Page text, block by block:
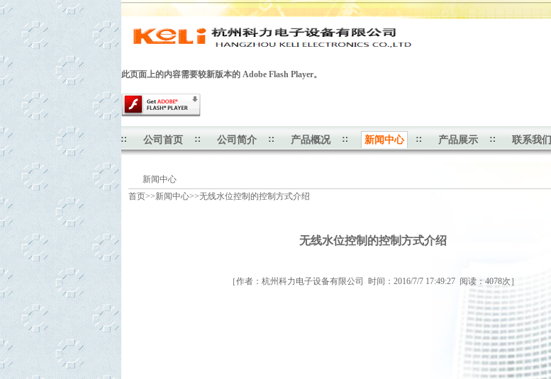
此页面上的内容需要较新版本的 Adobe Flash Player。
公司首页 公司简介 产品概况 新闻中心 产品展示 联系我们
新闻中心
首页>>新闻中心>>无线水位控制的控制方式介绍
无线水位控制的控制方式介绍
［作者：杭州科力电子设备有限公司 时间：2016/7/7 17:49:27 阅读：4078次］